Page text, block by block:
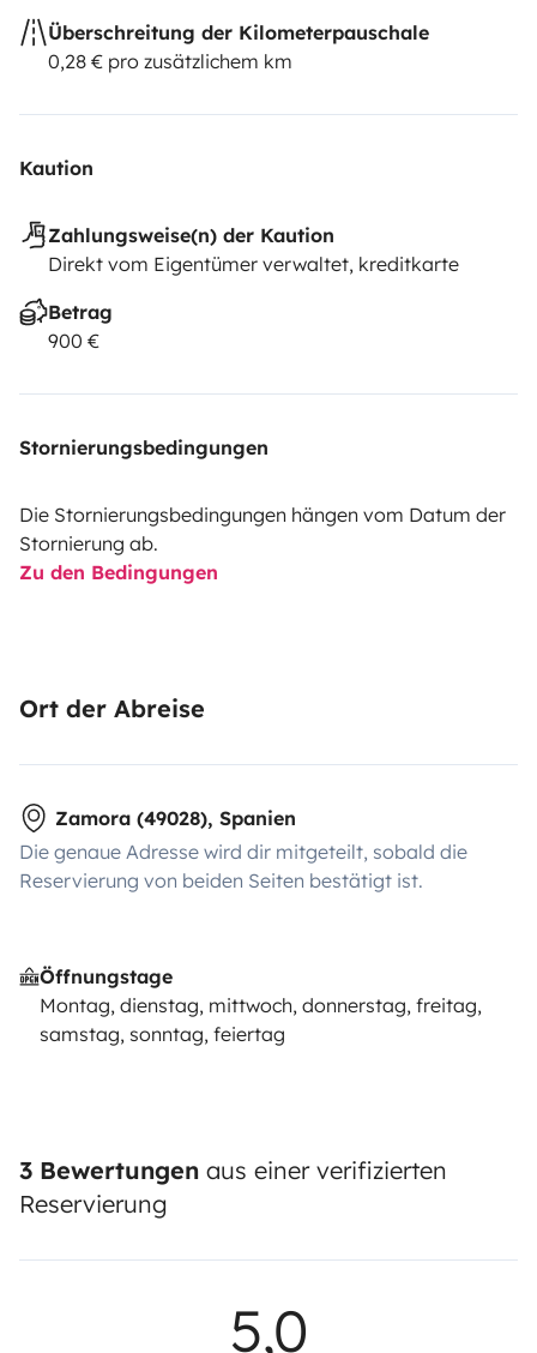
Überschreitung der Kilometerpauschale
0,28 € pro zusätzlichem km
Kaution
Zahlungsweise(n) der Kaution
Direkt vom Eigentümer verwaltet, kreditkarte
Betrag
900 €
Stornierungsbedingungen
Die Stornierungsbedingungen hängen vom Datum der
Stornierung ab.
Zu den Bedingungen
Ort der Abreise
Zamora (49028), Spanien
Die genaue Adresse wird dir mitgeteilt, sobald die
Reservierung von beiden Seiten bestätigt ist.
Öffnungstage
Montag, dienstag, mittwoch, donnerstag, freitag,
samstag, sonntag, feiertag
3 Bewertungen aus einer verifizierten
Reservierung
5,0